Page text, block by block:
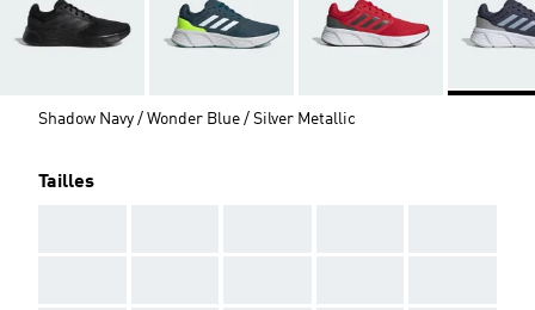
Shadow Navy / Wonder Blue / Silver Metallic
Tailles